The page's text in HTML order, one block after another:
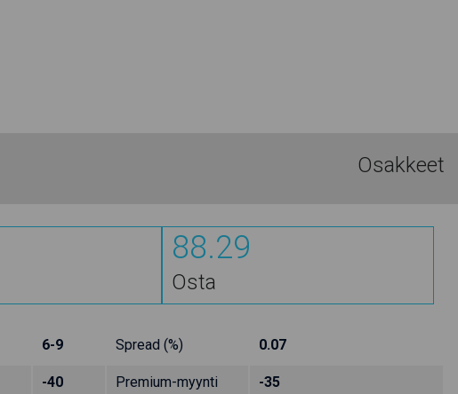
Osakkeet
88.29
Osta
6-9 Spread (%) 0.07
-40 Premium-myynti -35